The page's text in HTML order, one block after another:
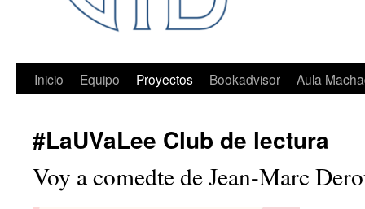
Inicio Equipo Proyectos Bookadvisor Aula
#LaUVaLee Club de lectura
Voy a comedte de Jean-Marc